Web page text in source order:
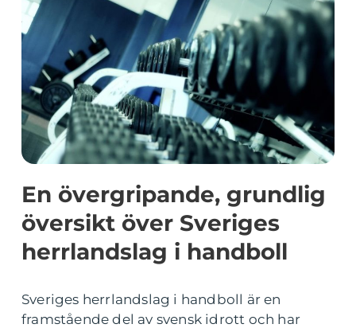
En övergripande, grundlig
översikt över Sveriges
herrlandslag i handboll
Sveriges herrlandslag i handboll är en
framstående del av svensk idrott och har